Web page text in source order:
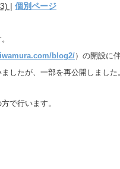
| 個別ページ
blog2/）の開設に
したが、一部を再公開しました
で行います。